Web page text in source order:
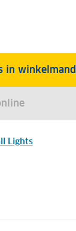
in winkelmand
Lights